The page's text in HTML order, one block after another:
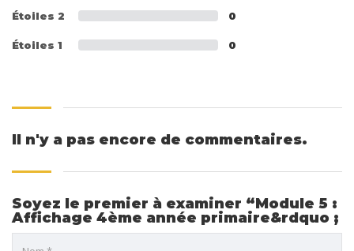
Étoiles 2 0
Étoiles 1 0
Il n'y a pas encore de commentaires.
Soyez le premier à examiner “Module 5 :
Affichage 4ème année primaire&rdquo ;